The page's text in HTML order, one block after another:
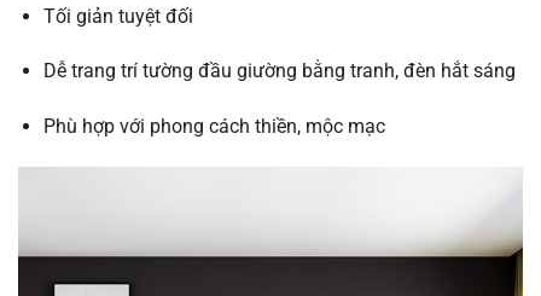
Tối giản tuyệt đối
Dễ trang trí tường đầu giường bằng tranh, đèn hắt sáng
Phù hợp với phong cách thiền, mộc mạc